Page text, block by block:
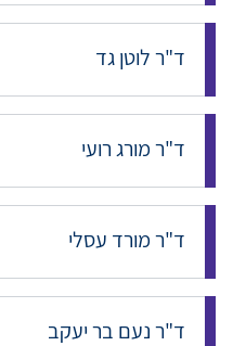
ד"ר לוטן גד
ד"ר מורג רועי
ד"ר מורד עסלי
ד"ר נעם בר יעקב